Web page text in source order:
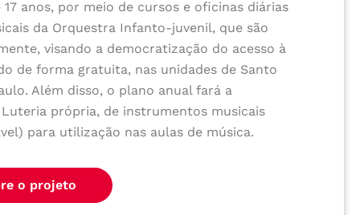
anos, por meio de cursos e oficinas diárias
da Orquestra Infanto-juvenil, que são
visando a democratização do acesso à
de forma gratuita, nas unidades de Santo
Além disso, o plano anual fará a
própria, de instrumentos musicais
para utilização nas aulas de música.
o projeto